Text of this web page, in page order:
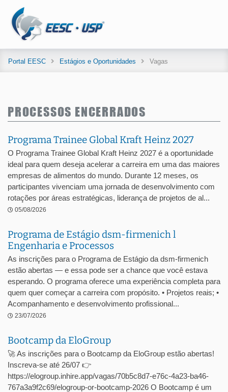
Portal EESC Estágios e Oportunidades Vagas
PROCESSOS ENCERRADOS
Programa Trainee Global Kraft Heinz 2027
O Programa Trainee Global Kraft Heinz 2027 é a oportunidade
ideal para quem deseja acelerar a carreira em uma das maiores
empresas de alimentos do mundo. Durante 12 meses, os
participantes vivenciam uma jornada de desenvolvimento com
rotações por áreas estratégicas, liderança de projetos de al...
05/08/2026
Programa de Estágio dsm-firmenich l
Engenharia e Processos
As inscrições para o Programa de Estágio da dsm-firmenich
estão abertas — e essa pode ser a chance que você estava
esperando. O programa oferece uma experiência completa para
quem quer começar a carreira com propósito. • Projetos reais; •
Acompanhamento e desenvolvimento profissional...
23/07/2026
Bootcamp da EloGroup
🚀 As inscrições para o Bootcamp da EloGroup estão abertas!
Inscreva-se até 26/07 👉
https://elogroup.inhire.app/vagas/70b5c8d7-e76c-4a23-ba46-
767a3a9f2c69/elogroup-or-bootcamp-2026 O Bootcamp é um